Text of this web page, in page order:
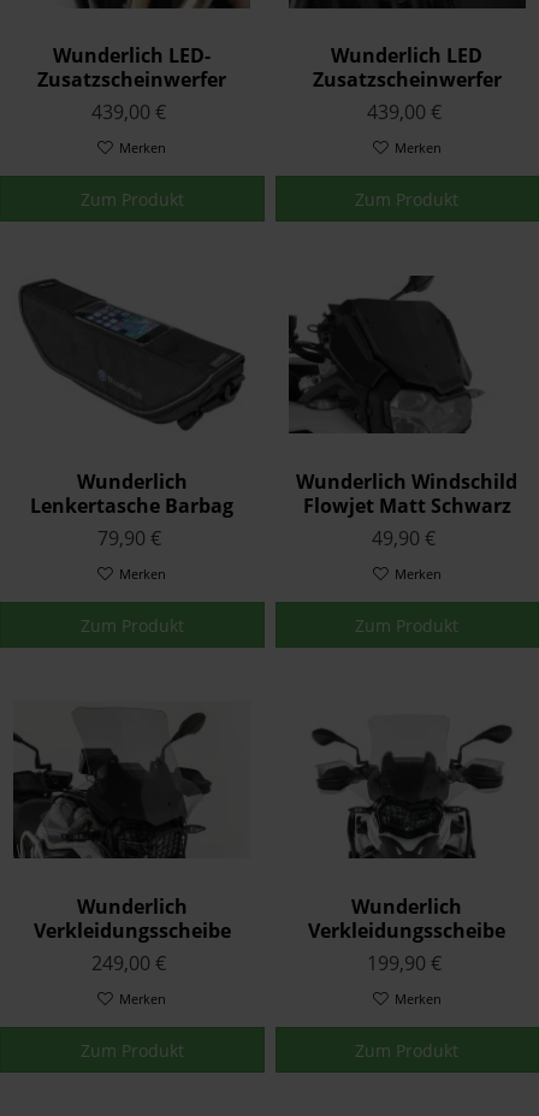
Wunderlich LED-
Zusatzscheinwerfer
Microflooter für
Schutzbügelmontage
439,00 €
Merken
Zum Produkt
Wunderlich LED
Zusatzscheinwerfer
ATON für
Schutzbügelmontage
439,00 €
Merken
Zum Produkt
Wunderlich
Lenkertasche Barbag
Media Größe L Schwarz
79,90 €
Merken
Zum Produkt
Wunderlich Windschild
Flowjet Matt Schwarz
49,90 €
Merken
Zum Produkt
Wunderlich
Verkleidungsscheibe
Extreme Halterung Lang
160mm Transparent
249,00 €
Merken
Zum Produkt
Wunderlich
Verkleidungsscheibe
Marathon Halterung
Lang 160mm
Transparent
199,90 €
Merken
Zum Produkt